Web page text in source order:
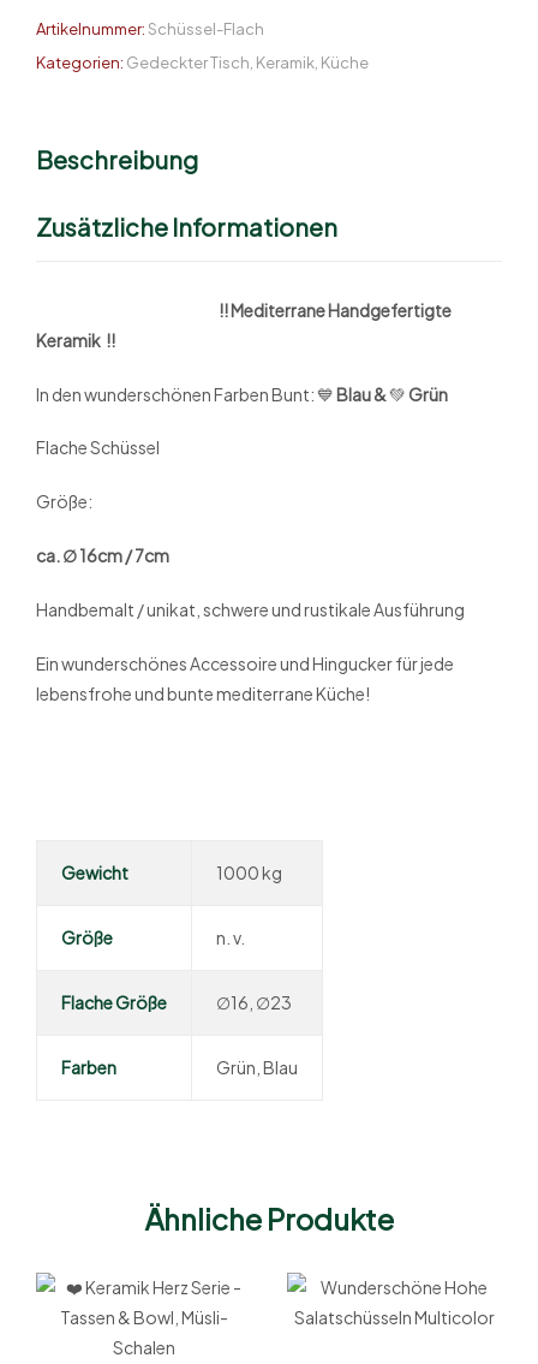
Artikelnummer:Schüssel-Flach
Kategorien: Gedeckter Tisch Keramik Küche
Beschreibung
Zusätzliche Informationen
!! Mediterrane Handgefertigte
Keramik !!
In den wunderschönen Farben Bunt: 💙Blau &💚 Grün
Flache Schüssel
Größe:
ca. ∅ 16cm / 7cm
Handbemalt / unikat, schwere und rustikale Ausführung
Ein wunderschönes Accessoire und Hingucker für jede
lebensfrohe und bunte mediterrane Küche!
Gewicht 1000 kg
Größe n. v.
Flache Größe ∅16, ∅23
Farben Grün, Blau
Ähnliche Produkte